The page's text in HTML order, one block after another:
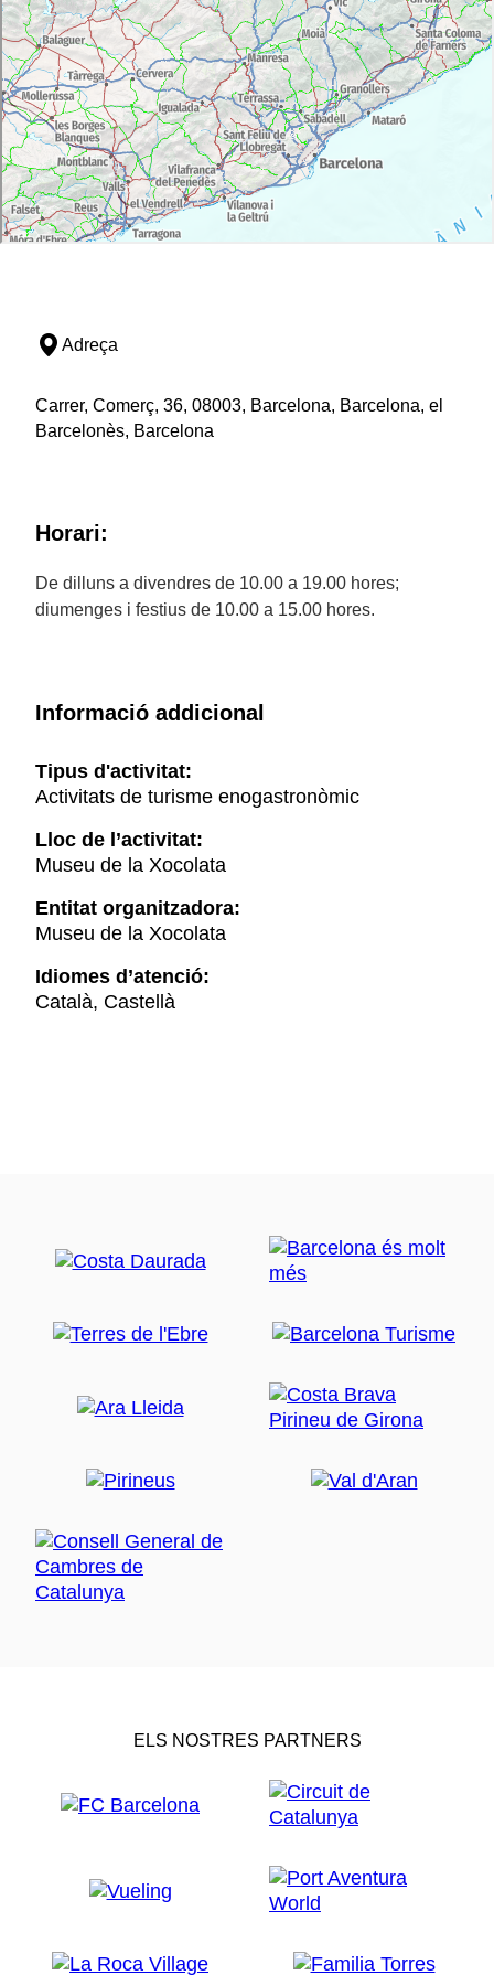
Adreça
Carrer, Comerç, 36, 08003, Barcelona, Barcelona, el
Barcelonès, Barcelona
Horari:
De dilluns a divendres de 10.00 a 19.00 hores;
diumenges i festius de 10.00 a 15.00 hores.
Informació addicional
Tipus d'activitat:
Activitats de turisme enogastronòmic
Lloc de l’activitat:
Museu de la Xocolata
Entitat organitzadora:
Museu de la Xocolata
Idiomes d’atenció:
Català, Castellà
ELS NOSTRES PARTNERS